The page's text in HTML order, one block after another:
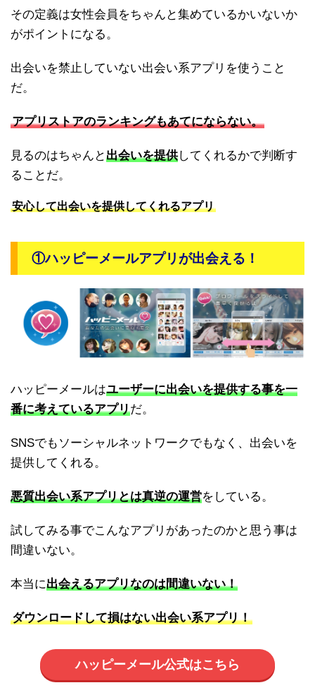
その定義は女性会員をちゃんと集めているかいないか
がポイントになる。
出会いを禁止していない出会い系アプリを使うこと
だ。
アプリストアのランキングもあてにならない。
見るのはちゃんと出会いを提供してくれるかで判断す
ることだ。
安心して出会いを提供してくれるアプリ
①ハッピーメールアプリが出会える！
ハッピーメールはユーザーに出会いを提供する事を一
番に考えているアプリだ。
SNSでもソーシャルネットワークでもなく、出会いを
提供してくれる。
悪質出会い系アプリとは真逆の運営をしている。
試してみる事でこんなアプリがあったのかと思う事は
間違いない。
本当に出会えるアプリなのは間違いない！
ダウンロードして損はない出会い系アプリ！
ハッピーメール公式はこちら